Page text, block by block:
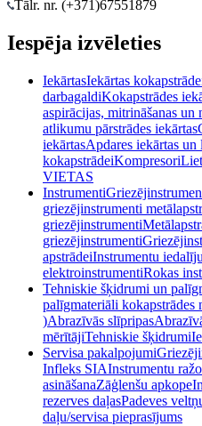
Tālr. nr. (+371)67551879
Iespēja izvēleties
IekārtasIekārtas
darbagaldiKokapstrādes
aspirācijas, mitrināšanas un
atlikumu pārstrādes iekārtas
iekārtasApdares iekārtas un
kokapstrādeiKompresori
VIETAS
Instrumenti
griezējinstrumenti
griezējinstrumenti
griezējinstrumenti
apstrādeiInstrumentu
elektroinstrumentiRokas
Tehniskie šķidrumi un
palīgmateriāli kokapstrādes
)Abrazīvās slīpripas
mērītājiTehniskie šķidrumi
Servisa pakalpojumi
Infleks SIAInstrumentu
asināšanaZāģlenšu apkope
rezerves daļasPadeves
daļu/servisa pieprasījums